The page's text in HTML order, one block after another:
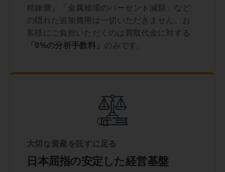
精錬費」「金属相場のパーセント減額」など
の隠れた追加費用は一切いただきません。お
客様にご負担いただくのは買取代金に対する
「9%の分析手数料」 のみです。
大切な資産を託すに足る
日本屈指の安定した経営基盤